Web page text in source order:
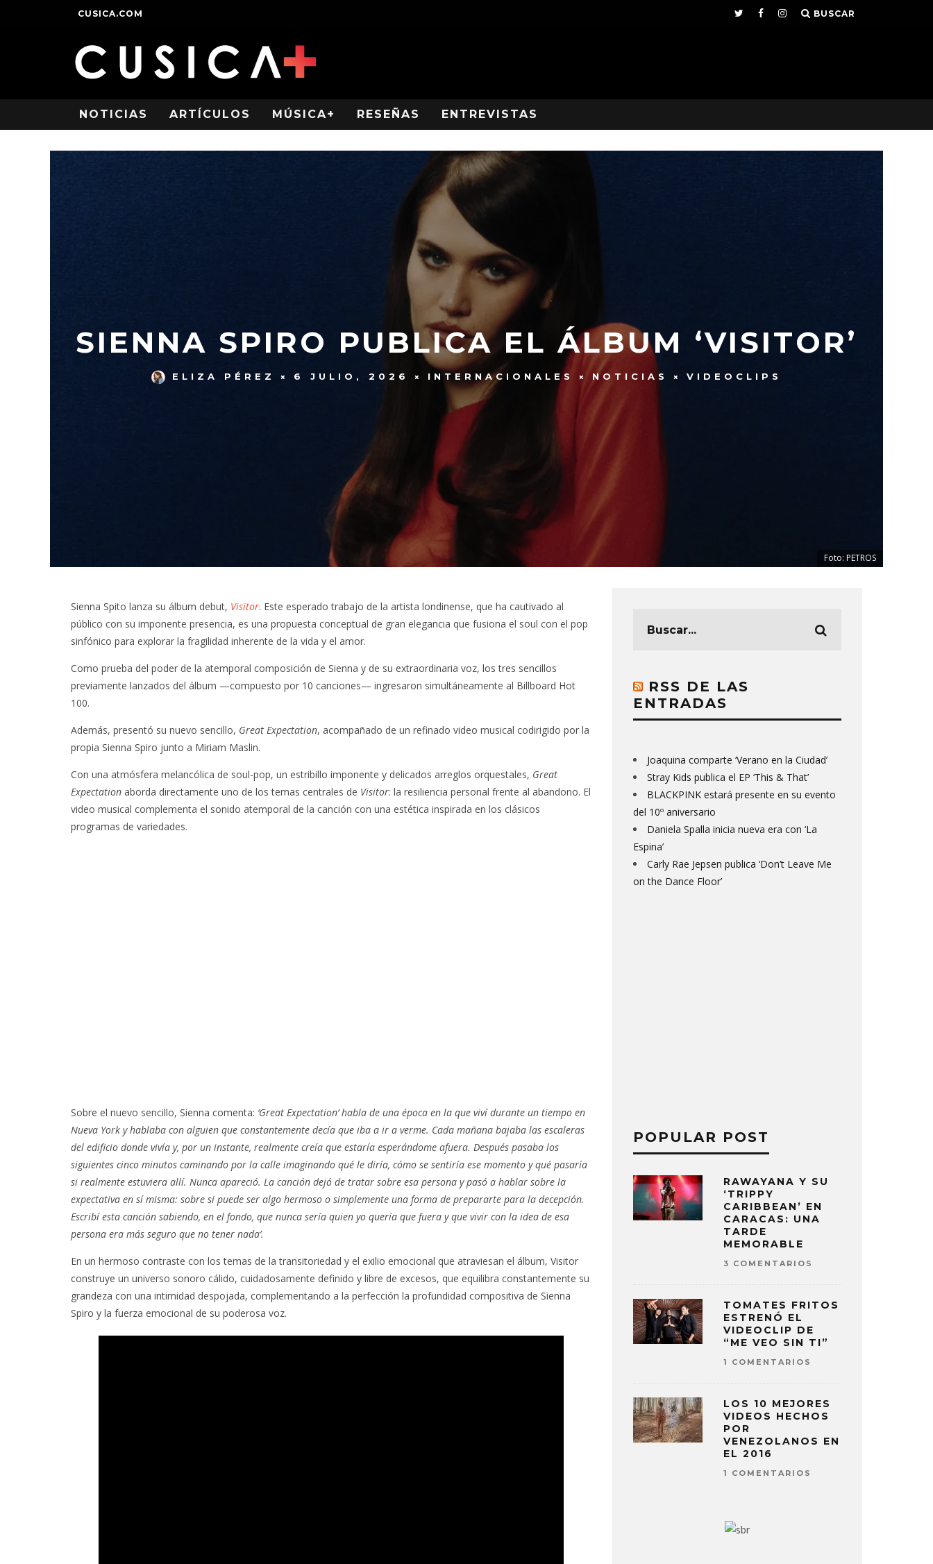
CUSICA.COM BUSCAR
NOTICIAS ARTÍCULOS MÚSICA+ RESEÑAS ENTREVISTAS
SIENNA SPIRO PUBLICA EL ÁLBUM ‘VISITOR’
ELIZA PÉREZ 6 JULIO, 2026 INTERNACIONALES NOTICIAS VIDEOCLIPS
Foto: PETROS
Sienna Spito lanza su álbum debut, Visitor. Este esperado trabajo de la artista londinense, que ha cautivado al
público con su imponente presencia, es una propuesta conceptual de gran elegancia que fusiona el soul con el pop
sinfónico para explorar la fragilidad inherente de la vida y el amor.
Como prueba del poder de la atemporal composición de Sienna y de su extraordinaria voz, los tres sencillos
previamente lanzados del álbum —compuesto por 10 canciones— ingresaron simultáneamente al Billboard Hot
100.
Además, presentó su nuevo sencillo, Great Expectation, acompañado de un refinado video musical codirigido por la
propia Sienna Spiro junto a Miriam Maslin.
Con una atmósfera melancólica de soul-pop, un estribillo imponente y delicados arreglos orquestales, Great
Expectation aborda directamente uno de los temas centrales de Visitor: la resiliencia personal frente al abandono. El
video musical complementa el sonido atemporal de la canción con una estética inspirada en los clásicos
programas de variedades.
Sobre el nuevo sencillo, Sienna comenta: ‘Great Expectation’ habla de una época en la que viví durante un tiempo en
Nueva York y hablaba con alguien que constantemente decía que iba a ir a verme. Cada mañana bajaba las escaleras
del edificio donde vivía y, por un instante, realmente creía que estaría esperándome afuera. Después pasaba los
siguientes cinco minutos caminando por la calle imaginando qué le diría, cómo se sentiría ese momento y qué pasaría
si realmente estuviera allí. Nunca apareció. La canción dejó de tratar sobre esa persona y pasó a hablar sobre la
expectativa en sí misma: sobre si puede ser algo hermoso o simplemente una forma de prepararte para la decepción.
Escribí esta canción sabiendo, en el fondo, que nunca sería quien yo quería que fuera y que vivir con la idea de esa
persona era más seguro que no tener nada’.
En un hermoso contraste con los temas de la transitoriedad y el exilio emocional que atraviesan el álbum, Visitor
construye un universo sonoro cálido, cuidadosamente definido y libre de excesos, que equilibra constantemente su
grandeza con una intimidad despojada, complementando a la perfección la profundidad compositiva de Sienna
Spiro y la fuerza emocional de su poderosa voz.
RSS DE LAS
ENTRADAS
Joaquina comparte ‘Verano en la Ciudad’
Stray Kids publica el EP ‘This & That’
BLACKPINK estará presente en su evento
del 10º aniversario
Daniela Spalla inicia nueva era con ‘La
Espina’
Carly Rae Jepsen publica ‘Don’t Leave Me
on the Dance Floor’
POPULAR POST
RAWAYANA Y SU
‘TRIPPY
CARIBBEAN’ EN
CARACAS: UNA
TARDE
MEMORABLE
3 COMENTARIOS
TOMATES FRITOS
ESTRENÓ EL
VIDEOCLIP DE
“ME VEO SIN TI”
1 COMENTARIOS
LOS 10 MEJORES
VIDEOS HECHOS
POR
VENEZOLANOS EN
EL 2016
1 COMENTARIOS